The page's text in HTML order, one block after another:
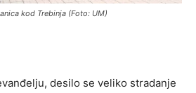
kod Trebinja (Foto: UM)
desilo se veliko stradanje